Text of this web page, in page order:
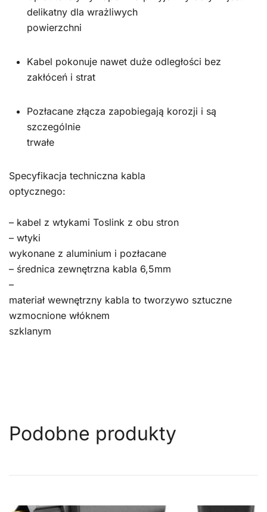
delikatny dla wrażliwych
powierzchni
Kabel pokonuje nawet duże odległości bez
zakłóceń i strat
Pozłacane złącza zapobiegają korozji i są
szczególnie
trwałe
Specyfikacja techniczna kabla
optycznego:
– kabel z wtykami Toslink z obu stron
– wtyki
wykonane z aluminium i pozłacane
– średnica zewnętrzna kabla 6,5mm
–
materiał wewnętrzny kabla to tworzywo sztuczne
wzmocnione włóknem
szklanym
Podobne produkty